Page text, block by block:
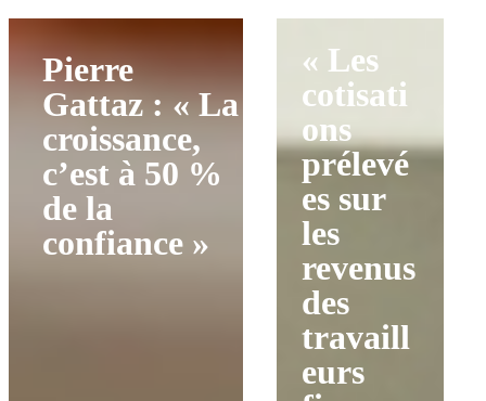
Pierre
Gattaz : « La
croissance,
c’est à 50 %
de la
confiance »
« Les
cotisati
ons
prélevé
es sur
les
revenus
des
travaill
eurs